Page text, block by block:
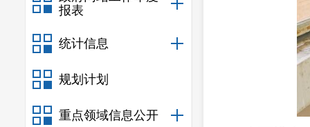
报表
统计信息
规划计划
重点领域信息公开